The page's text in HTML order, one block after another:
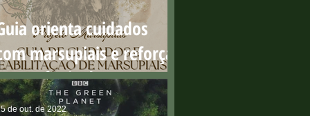
orienta cuidados
marsupiais e reforça
dos resgates
período reprodutivo
de out. de 2022